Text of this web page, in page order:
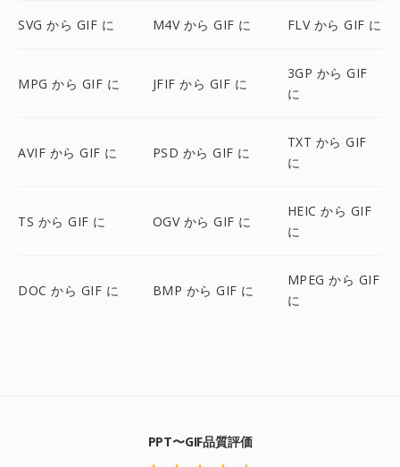
SVG から GIF に M4V から GIF に FLV から GIF に
MPG から GIF に JFIF から GIF に
3GP から GIF
に
AVIF から GIF に PSD から GIF に
TXT から GIF
に
TS から GIF に OGV から GIF に
HEIC から GIF
に
DOC から GIF に BMP から GIF に
MPEG から GIF
に
PPT〜GIF品質評価